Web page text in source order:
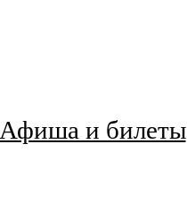
Афиша и билеты